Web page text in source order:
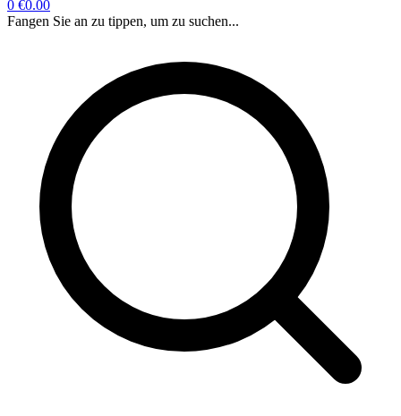
0 €0.00
Fangen Sie an zu tippen, um zu suchen...